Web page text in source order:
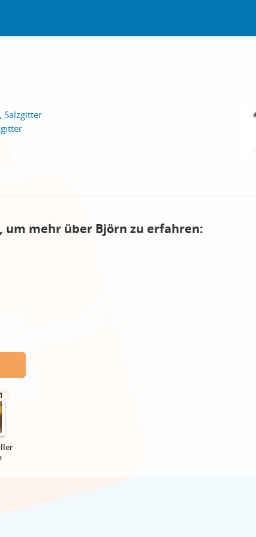
Salzgitter
um mehr über Björn zu erfahren:
1